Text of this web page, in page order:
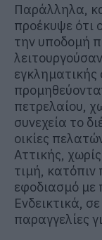
Παράλληλα,
προέκυψε ότι
την υποδομή
εγκληματικής
πετρελαίου,
συνεχεία το
οικίες
Αττικής,
τιμή,
εφοδιασμό με
Ενδεικτικά,
παραγγελίες